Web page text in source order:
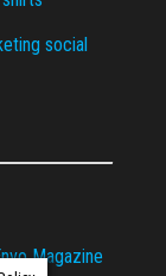
Magazine